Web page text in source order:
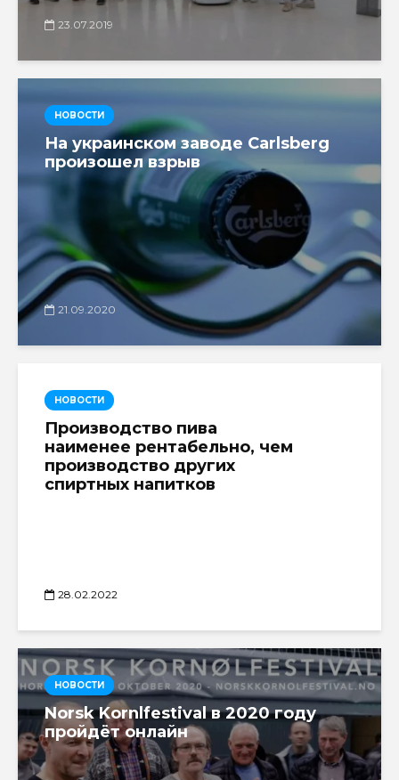
23.07.2019
НОВОСТИ
На украинском заводе Carlsberg
произошел взрыв
21.09.2020
НОВОСТИ
Производство пива
наименее рентабельно, чем
производство других
спиртных напитков
28.02.2022
НОВОСТИ
Norsk Kornlfestival в 2020 году
пройдёт онлайн